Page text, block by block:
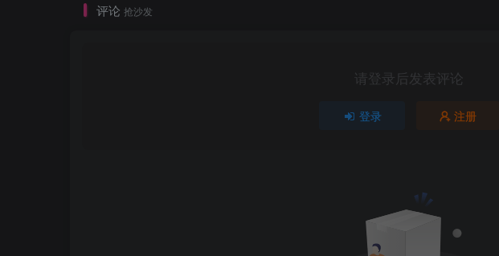
第5页 / 共148页
评论 抢沙发
请登录后发表评论
登录 注册